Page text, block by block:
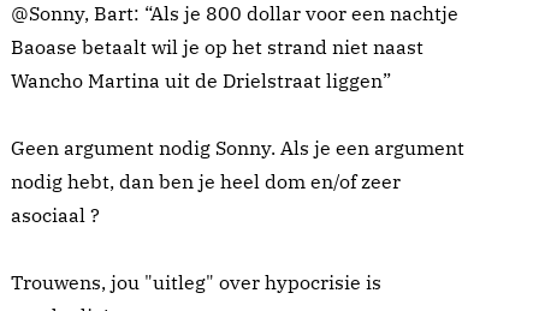
@Sonny, Bart: “Als je 800 dollar voor een nachtje
Baoase betaalt wil je op het strand niet naast
Wancho Martina uit de Drielstraat liggen”
Geen argument nodig Sonny. Als je een argument
nodig hebt, dan ben je heel dom en/of zeer
asociaal ?
Trouwens, jou "uitleg" over hypocrisie is